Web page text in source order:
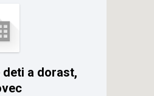
a dorast,